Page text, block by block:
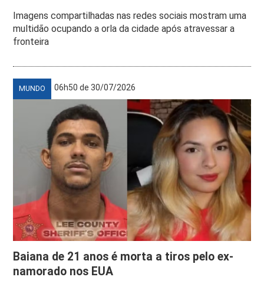
Imagens compartilhadas nas redes sociais mostram uma
multidão ocupando a orla da cidade após atravessar a
fronteira
MUNDO 06h50 de 30/07/2026
Baiana de 21 anos é morta a tiros pelo ex-
namorado nos EUA